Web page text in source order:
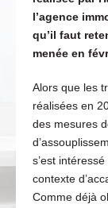
l’agence
qu’il faut
menée en
Alors que les
réalisées en
des mesures
s’est
contexte
Comme déjà